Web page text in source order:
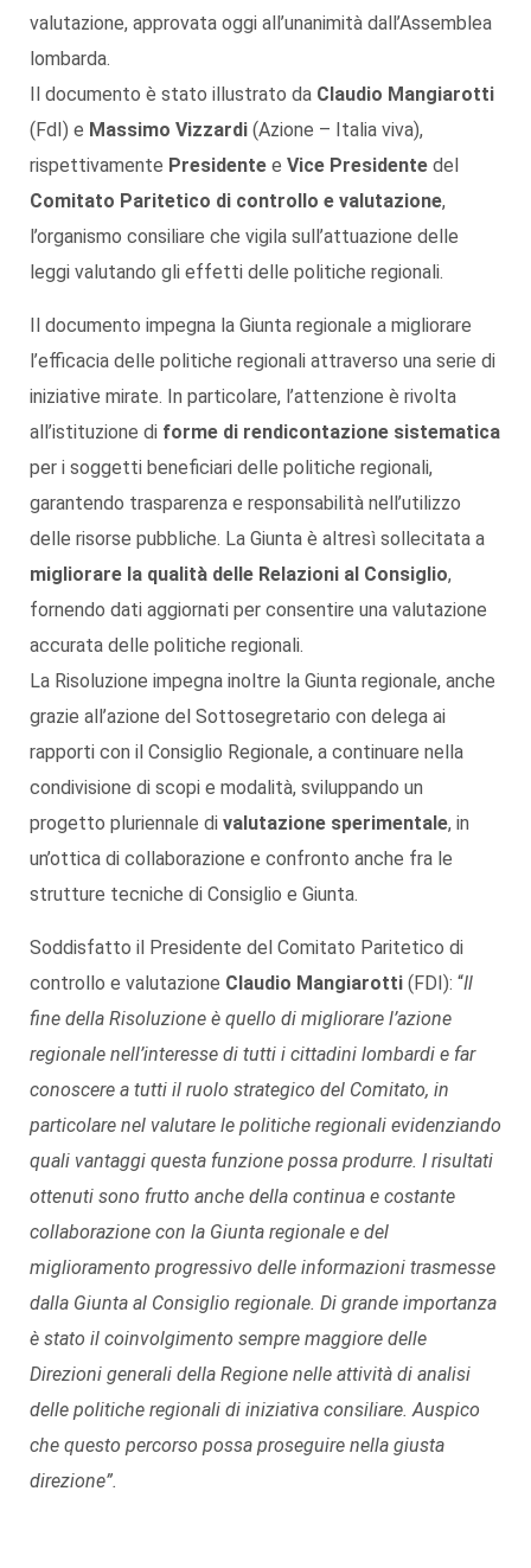
valutazione, approvata oggi all’unanimità dall’Assemblea
lombarda.
Il documento è stato illustrato da Claudio Mangiarotti
(FdI) e Massimo Vizzardi (Azione – Italia viva),
rispettivamente Presidente e Vice Presidente del
Comitato Paritetico di controllo e valutazione,
l’organismo consiliare che vigila sull’attuazione delle
leggi valutando gli effetti delle politiche regionali.
Il documento impegna la Giunta regionale a migliorare
l’efficacia delle politiche regionali attraverso una serie di
iniziative mirate. In particolare, l’attenzione è rivolta
all’istituzione di forme di rendicontazione sistematica
per i soggetti beneficiari delle politiche regionali,
garantendo trasparenza e responsabilità nell’utilizzo
delle risorse pubbliche. La Giunta è altresì sollecitata a
migliorare la qualità delle Relazioni al Consiglio,
fornendo dati aggiornati per consentire una valutazione
accurata delle politiche regionali.
La Risoluzione impegna inoltre la Giunta regionale, anche
grazie all’azione del Sottosegretario con delega ai
rapporti con il Consiglio Regionale, a continuare nella
condivisione di scopi e modalità, sviluppando un
progetto pluriennale di valutazione sperimentale, in
un’ottica di collaborazione e confronto anche fra le
strutture tecniche di Consiglio e Giunta.
Soddisfatto il Presidente del Comitato Paritetico di
controllo e valutazione Claudio Mangiarotti (FDI): “Il
fine della Risoluzione è quello di migliorare l’azione
regionale nell’interesse di tutti i cittadini lombardi e far
conoscere a tutti il ruolo strategico del Comitato, in
particolare nel valutare le politiche regionali evidenziando
quali vantaggi questa funzione possa produrre. I risultati
ottenuti sono frutto anche della continua e costante
collaborazione con la Giunta regionale e del
miglioramento progressivo delle informazioni trasmesse
dalla Giunta al Consiglio regionale. Di grande importanza
è stato il coinvolgimento sempre maggiore delle
Direzioni generali della Regione nelle attività di analisi
delle politiche regionali di iniziativa consiliare. Auspico
che questo percorso possa proseguire nella giusta
direzione”.